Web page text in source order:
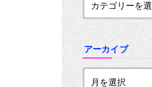
アーカイブ